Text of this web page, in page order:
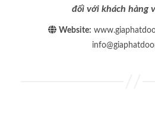
đối với khách hàng
Website: